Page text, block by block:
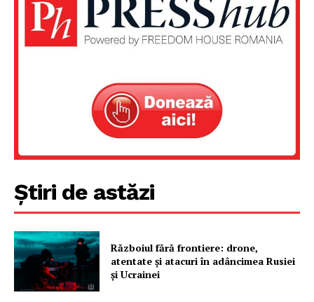
Rețea
Contact
Știri de astăzi
Războiul fără frontiere: drone,
atentate și atacuri în adâncimea Rusiei
și Ucrainei